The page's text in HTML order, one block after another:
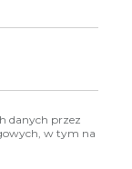
oraz czy jego
oparta
na efekty